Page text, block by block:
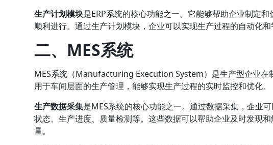
生产计划模块是ERP系统的核心功能之一。它能够帮助企业制定
顺利进行。通过生产计划模块，企业可以实现生产过程的自动化和
二、MES系统
MES系统（Manufacturing Execution System）是生产型企业在
用于车间层面的生产管理，能够实现生产过程的实时监控和优化。
生产数据采集是MES系统的核心功能之一。通过数据采集，企业
状态、生产进度、质量检测等。这些数据可以帮助企业及时发现
量。